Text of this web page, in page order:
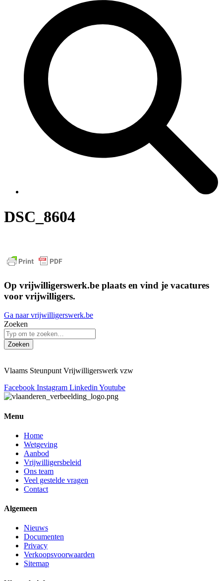
DSC_8604
Op vrijwilligerswerk.be plaats en vind je vacatures
voor vrijwilligers.
Ga naar vrijwilligerswerk.be
Zoeken
Zoeken
Vlaams Steunpunt Vrijwilligerswerk vzw
Facebook Instagram Linkedin Youtube
Menu
Home
Wetgeving
Aanbod
Vrijwilligersbeleid
Ons team
Veel gestelde vragen
Contact
Algemeen
Nieuws
Documenten
Privacy
Verkoopsvoorwaarden
Sitemap